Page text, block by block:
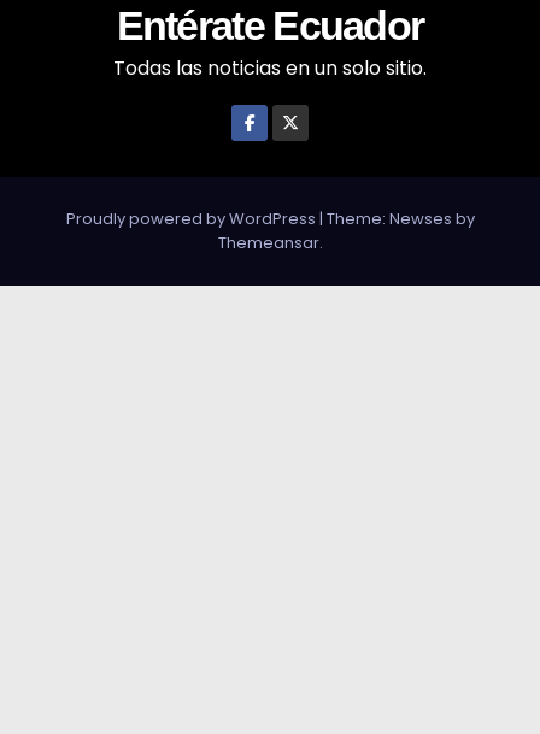
Entérate Ecuador
Todas las noticias en un solo sitio.
Proudly powered by WordPress | Theme: Newses by
Themeansar.